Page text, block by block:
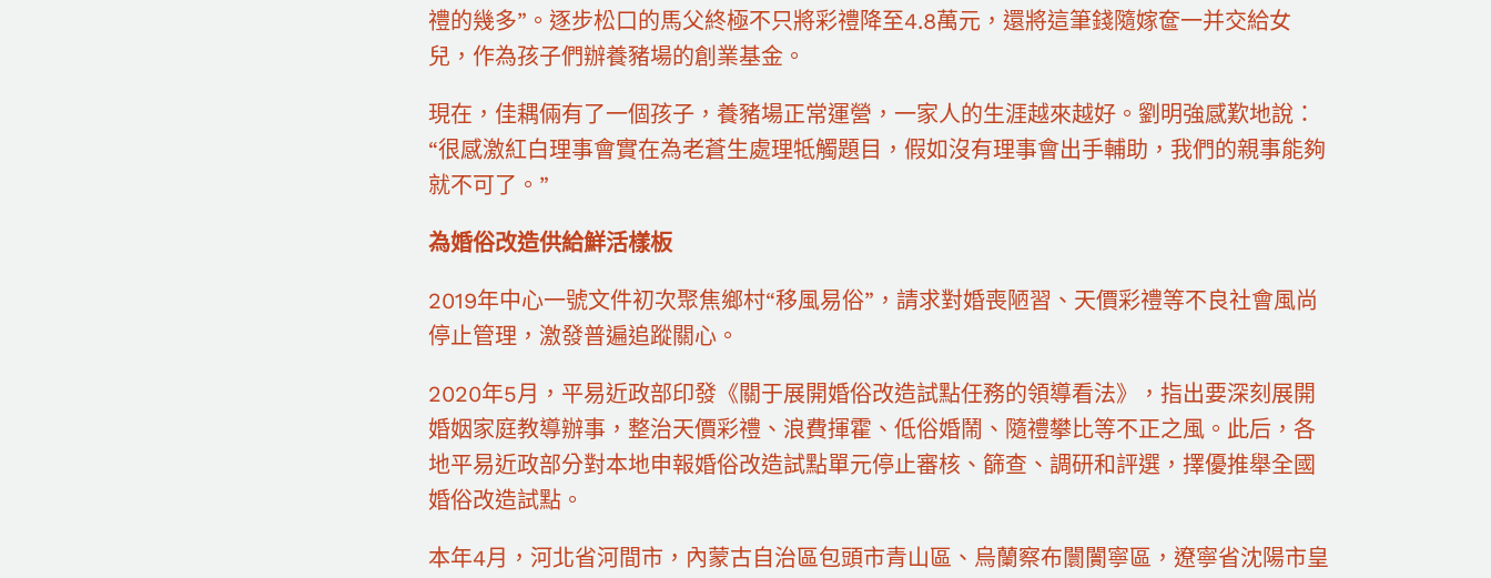
禮的幾多”。逐步松口的馬父終極不只將彩禮降至4.8萬元，還將這筆錢隨嫁奩一并交給女
兒，作為孩子們辦養豬場的創業基金。
現在，佳耦倆有了一個孩子，養豬場正常運營，一家人的生涯越來越好。劉明強感歎地說：
“很感激紅白理事會實在為老蒼生處理牴觸題目，假如沒有理事會出手輔助，我們的親事能夠
就不可了。”
為婚俗改造供給鮮活樣板
2019年中心一號文件初次聚焦鄉村“移風易俗”，請求對婚喪陋習、天價彩禮等不良社會風尚
停止管理，激發普遍追蹤關心。
2020年5月，平易近政部印發《關于展開婚俗改造試點任務的領導看法》，指出要深刻展開
婚姻家庭教導辦事，整治天價彩禮、浪費揮霍、低俗婚鬧、隨禮攀比等不正之風。此后，各
地平易近政部分對本地申報婚俗改造試點單元停止審核、篩查、調研和評選，擇優推舉全國
婚俗改造試點。
本年4月，河北省河間市，內蒙古自治區包頭市青山區、烏蘭察布闤闠寧區，遼寧省沈陽市皇